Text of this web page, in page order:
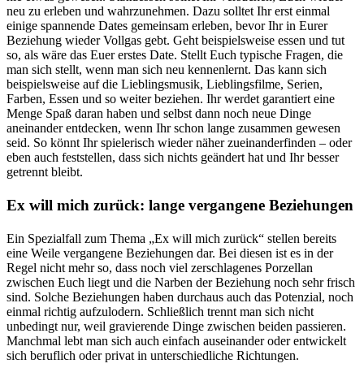
neu zu erleben und wahrzunehmen. Dazu solltet Ihr erst einmal
einige spannende Dates gemeinsam erleben, bevor Ihr in Eurer
Beziehung wieder Vollgas gebt. Geht beispielsweise essen und tut
so, als wäre das Euer erstes Date. Stellt Euch typische Fragen, die
man sich stellt, wenn man sich neu kennenlernt. Das kann sich
beispielsweise auf die Lieblingsmusik, Lieblingsfilme, Serien,
Farben, Essen und so weiter beziehen. Ihr werdet garantiert eine
Menge Spaß daran haben und selbst dann noch neue Dinge
aneinander entdecken, wenn Ihr schon lange zusammen gewesen
seid. So könnt Ihr spielerisch wieder näher zueinanderfinden – oder
eben auch feststellen, dass sich nichts geändert hat und Ihr besser
getrennt bleibt.
Ex will mich zurück: lange vergangene Beziehungen
Ein Spezialfall zum Thema „Ex will mich zurück“ stellen bereits
eine Weile vergangene Beziehungen dar. Bei diesen ist es in der
Regel nicht mehr so, dass noch viel zerschlagenes Porzellan
zwischen Euch liegt und die Narben der Beziehung noch sehr frisch
sind. Solche Beziehungen haben durchaus auch das Potenzial, noch
einmal richtig aufzulodern. Schließlich trennt man sich nicht
unbedingt nur, weil gravierende Dinge zwischen beiden passieren.
Manchmal lebt man sich auch einfach auseinander oder entwickelt
sich beruflich oder privat in unterschiedliche Richtungen.